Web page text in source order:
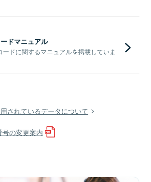
ドマニュアル
ドに関するマニュアルを掲載していま
されているデータについて
の変更案内